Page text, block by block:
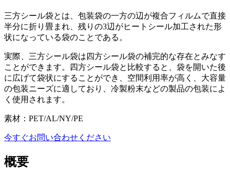
三方シール袋とは、包装袋の一方の辺が複合フィルムで直接
半分に折り畳まれ、残りの3辺がヒートシール加工された形
状になっている袋のことである。
実際、三方シール袋は四方シール袋の補完的な存在とみなす
ことができます。四方シール袋と比較すると、袋を開いた後
に広げて袋状にすることができ、空間利用率が高く、大容量
の包装ニーズに適しており、冷製粉末などの製品の包装によ
く使用されます。
素材：PET/AL/NY/PE
今すぐお問い合わせください
概要